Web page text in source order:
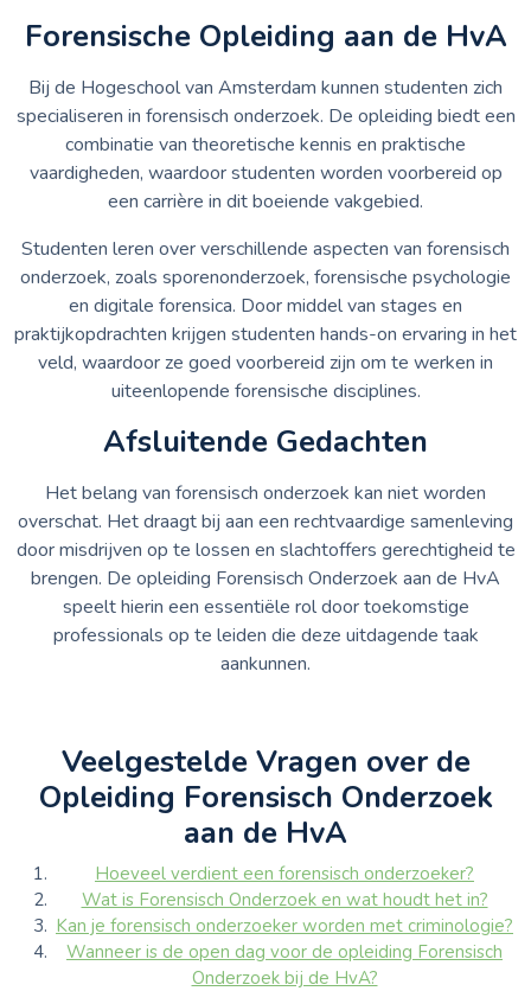
Forensische Opleiding aan de HvA
Bij de Hogeschool van Amsterdam kunnen studenten zich
specialiseren in forensisch onderzoek. De opleiding biedt een
combinatie van theoretische kennis en praktische
vaardigheden, waardoor studenten worden voorbereid op
een carrière in dit boeiende vakgebied.
Studenten leren over verschillende aspecten van forensisch
onderzoek, zoals sporenonderzoek, forensische psychologie
en digitale forensica. Door middel van stages en
praktijkopdrachten krijgen studenten hands-on ervaring in het
veld, waardoor ze goed voorbereid zijn om te werken in
uiteenlopende forensische disciplines.
Afsluitende Gedachten
Het belang van forensisch onderzoek kan niet worden
overschat. Het draagt bij aan een rechtvaardige samenleving
door misdrijven op te lossen en slachtoffers gerechtigheid te
brengen. De opleiding Forensisch Onderzoek aan de HvA
speelt hierin een essentiële rol door toekomstige
professionals op te leiden die deze uitdagende taak
aankunnen.
Veelgestelde Vragen over de
Opleiding Forensisch Onderzoek
aan de HvA
Hoeveel verdient een forensisch onderzoeker?
Wat is Forensisch Onderzoek en wat houdt het in?
Kan je forensisch onderzoeker worden met criminologie?
Wanneer is de open dag voor de opleiding Forensisch
Onderzoek bij de HvA?